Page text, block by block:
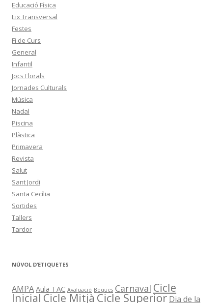
Educació Física
Eix Transversal
Festes
Fi de Curs
General
Infantil
Jocs Florals
Jornades Culturals
Música
Nadal
Piscina
Plàstica
Primavera
Revista
Salut
Sant Jordi
Santa Cecília
Sortides
Tallers
Tardor
NÚVOL D’ETIQUETES
AMPA Aula TAC Avaluació Beques Carnaval Cicle
Inicial Cicle Mitjà Cicle Superior Dia de la